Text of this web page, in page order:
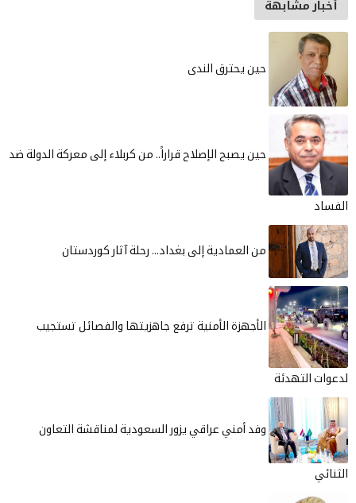
أخبار مشابهة
حين يحترق الندى
حين يصبح الإصلاح قراراً.. من كربلاء إلى معركة الدولة ضد
الفساد
من العمادية إلى بغداد... رحلة آثار كوردستان
الأجهزة الأمنية ترفع جاهزيتها والفصائل تستجيب
لدعوات التهدئة
وفد أمني عراقي يزور السعودية لمناقشة التعاون
الثنائي